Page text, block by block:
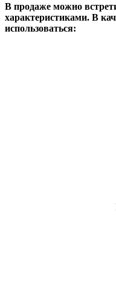
В продаже можно
характеристиками. В
использоваться: